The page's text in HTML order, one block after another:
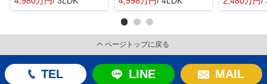
ページトップに戻る
TEL LINE MAIL